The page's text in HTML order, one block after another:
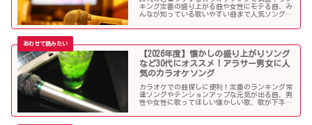
キング定番の盛り上がる曲や女性にモテる曲、み
んなが知っている歌いやすい曲まで人気ソングが
別会、上司ウケしたい時などにオススメです！
【2026年度】懐かしの盛り上がりソング
など30代にオススメ！アラサー男女に人
気のカラオケソング
カラオケでの曲探しに便利！定番のランキング常
連ソングやテンションアップな元気が出る曲、男
性や女性に歌ってほしい懐かしい歌、歌が下手で
カラオケ曲をご紹介します！